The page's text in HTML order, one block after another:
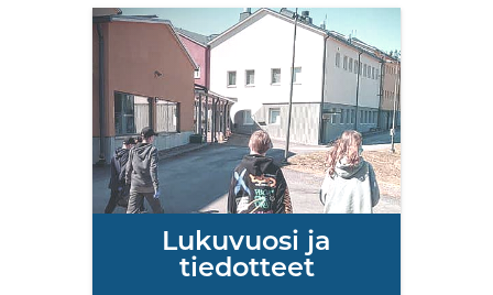
Lukuvuosi ja
tiedotteet